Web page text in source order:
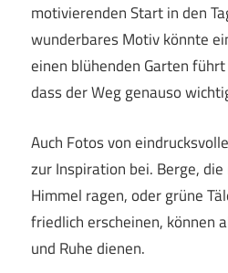
motivierenden Start in den
wunderbares Motiv könnte
einen blühenden Garten
dass der Weg genauso
Auch Fotos von
zur Inspiration bei. Berge,
Himmel ragen, oder grüne
friedlich erscheinen, können
und Ruhe dienen.